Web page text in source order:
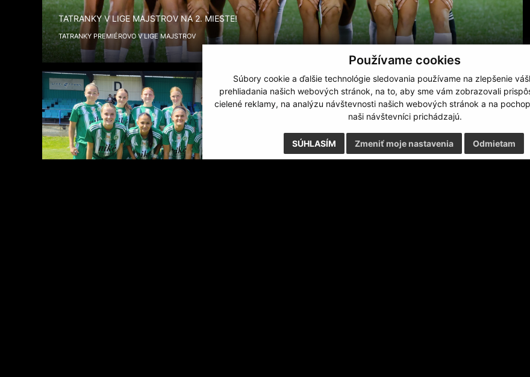
Používame cookies
Súbory cookie a ďalšie technológie sledovania používame na zlepšenie
prehliadania našich webových stránok, na to, aby sme vám zobrazovali
cielené reklamy, na analýzu návštevnosti našich webových stránok a na
naši návštevníci prichádzajú.
SÚHLASÍM Odmietam
Zmeniť moje nastavenia
TATRANKY V LIGE MAJSTROV NA 2. MIESTE!
TATRANKY PREMIÉROVO V LIGE MAJSTROV